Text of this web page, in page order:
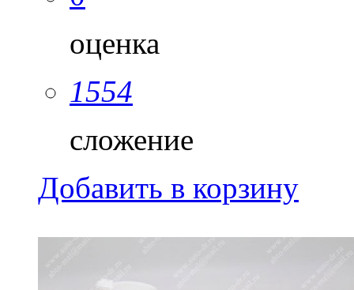
оценка
1554
сложение
Добавить в корзину